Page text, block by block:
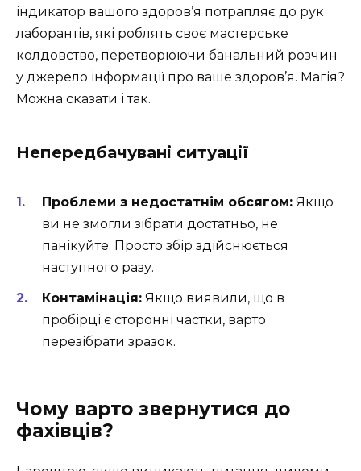
індикатор вашого здоров’я потрапляє до рук
лаборантів, які роблять своє мастерське
колдовство, перетворюючи банальний розчин
у джерело інформації про ваше здоров’я. Магія?
Можна сказати і так.
Непередбачувані ситуації
Проблеми з недостатнім обсягом: Якщо
ви не змогли зібрати достатньо, не
панікуйте. Просто збір здійснюється
наступного разу.
Контамінація: Якщо виявили, що в
пробірці є сторонні частки, варто
перезібрати зразок.
Чому варто звернутися до
фахівців?